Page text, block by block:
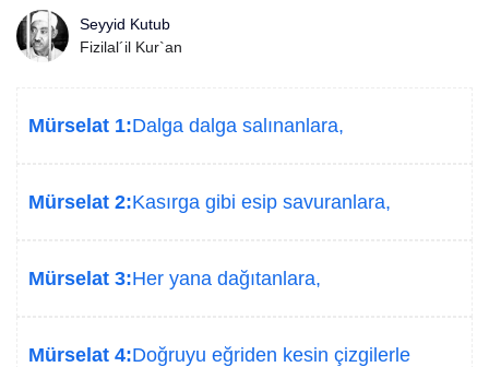
Seyyid Kutub
Fizilal´il Kur`an
Mürselat 1:Dalga dalga salınanlara,
Mürselat 2:Kasırga gibi esip savuranlara,
Mürselat 3:Her yana dağıtanlara,
Mürselat 4:Doğruyu eğriden kesin çizgilerle